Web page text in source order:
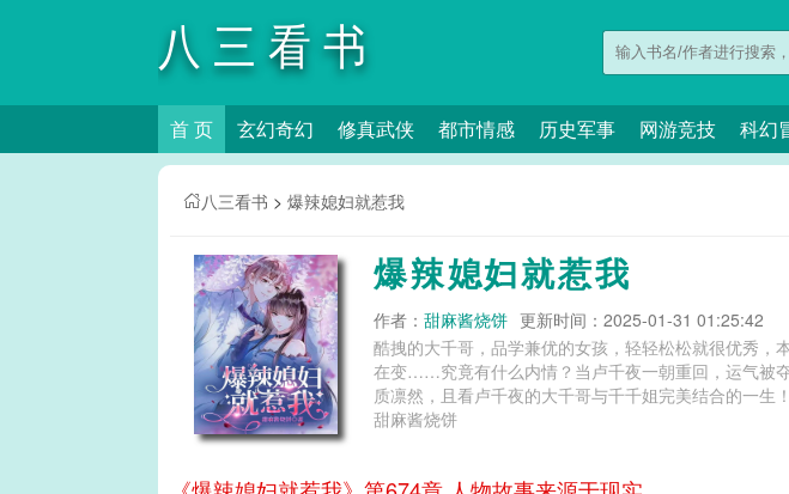
八三看书
首 页 玄幻奇幻 修真武侠 都市情感 历史军事 网游竞技 科幻
八三看书 > 爆辣媳妇就惹我
爆辣媳妇就惹我
作者： 甜麻酱烧饼 更新时间：2025-01-31 01:25:42
酷拽的大千哥，品学兼优的女孩，轻轻松松就很优秀
在变……究竟有什么内情？当卢千夜一朝重回，运气被
质凛然，且看卢千夜的大千哥与千千姐完美结合的一生！还有那个男人！别想逃！这
甜麻酱烧饼